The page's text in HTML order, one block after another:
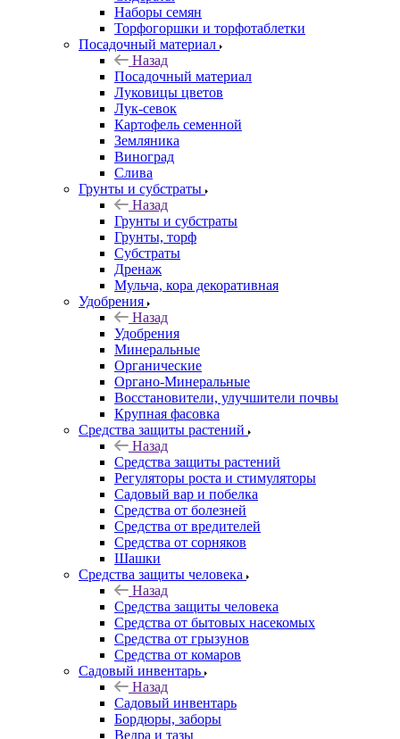
Наборы семян
Торфогоршки и торфотаблетки
Посадочный материал
Назад
Посадочный материал
Луковицы цветов
Лук-севок
Картофель семенной
Земляника
Виноград
Слива
Грунты и субстраты
Назад
Грунты и субстраты
Грунты, торф
Субстраты
Дренаж
Мульча, кора декоративная
Удобрения
Назад
Удобрения
Минеральные
Органические
Органо-Минеральные
Восстановители, улучшители почвы
Крупная фасовка
Средства защиты растений
Назад
Средства защиты растений
Регуляторы роста и стимуляторы
Садовый вар и побелка
Средства от болезней
Средства от вредителей
Средства от сорняков
Шашки
Средства защиты человека
Назад
Средства защиты человека
Средства от бытовых насекомых
Средства от грызунов
Средства от комаров
Садовый инвентарь
Назад
Садовый инвентарь
Бордюры, заборы
Ведра и тазы